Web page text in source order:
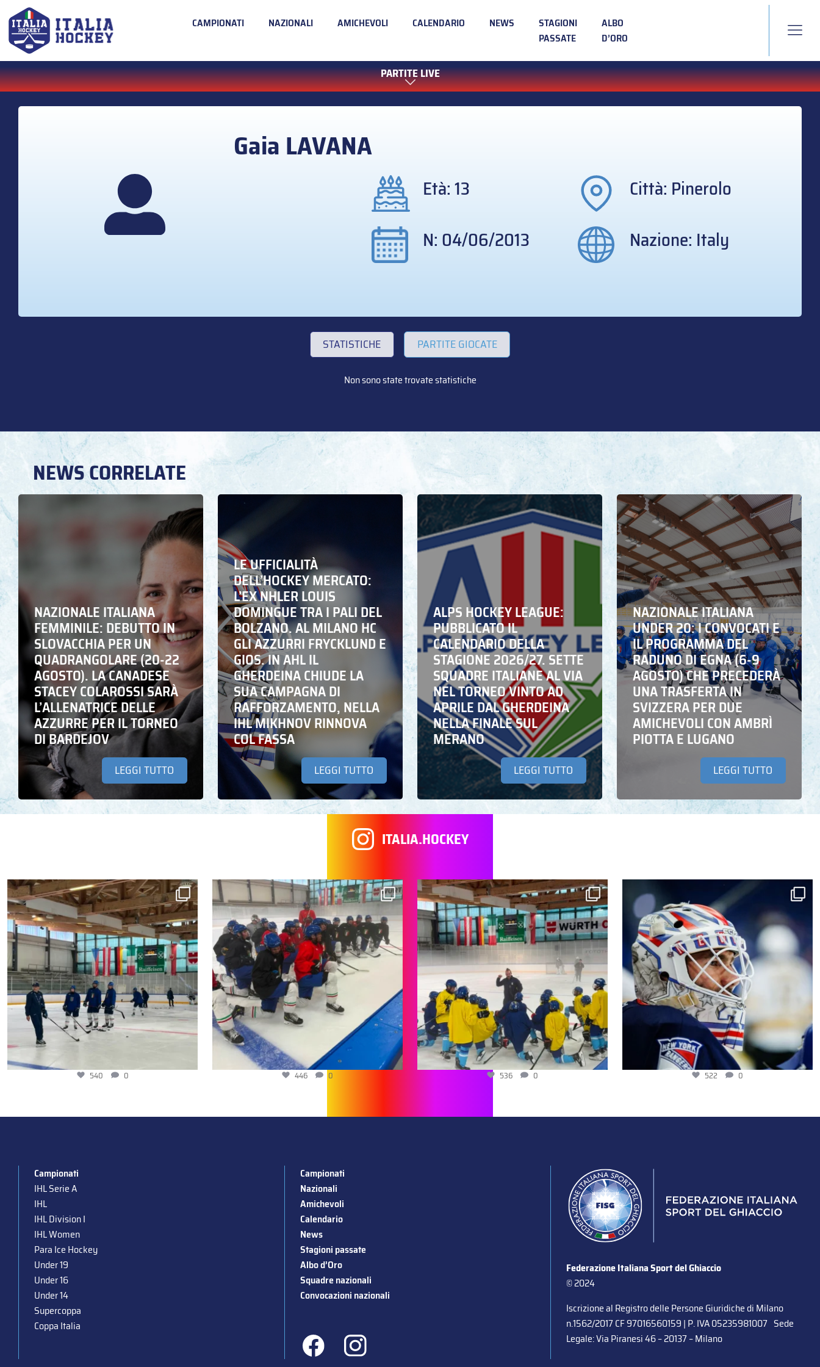
CAMPIONATI NAZIONALI AMICHEVOLI CALENDARIO NEWS
STAGIONI
PASSATE
ALBO
D’ORO
PARTITE LIVE
Gaia LAVANA
Età: 13
Città: Pinerolo
N: 04/06/2013
Nazione: Italy
STATISTICHE PARTITE GIOCATE
Non sono state trovate statistiche
NEWS CORRELATE
NAZIONALE ITALIANA
FEMMINILE: DEBUTTO IN
SLOVACCHIA PER UN
QUADRANGOLARE (20-22
AGOSTO). LA CANADESE
STACEY COLAROSSI SARÀ
L’ALLENATRICE DELLE
AZZURRE PER IL TORNEO
DI BARDEJOV
LEGGI TUTTO
LE UFFICIALITÀ
DELL’HOCKEY MERCATO:
L’EX NHLER LOUIS
DOMINGUE TRA I PALI DEL
BOLZANO. AL MILANO HC
GLI AZZURRI FRYCKLUND E
GIOS. IN AHL IL
GHERDEINA CHIUDE LA
SUA CAMPAGNA DI
RAFFORZAMENTO, NELLA
IHL MIKHNOV RINNOVA
COL FASSA
LEGGI TUTTO
ALPS HOCKEY LEAGUE:
PUBBLICATO IL
CALENDARIO DELLA
STAGIONE 2026/27. SETTE
SQUADRE ITALIANE AL VIA
NEL TORNEO VINTO AD
APRILE DAL GHERDEINA
NELLA FINALE SUL
MERANO
LEGGI TUTTO
NAZIONALE ITALIANA
UNDER 20: I CONVOCATI E
IL PROGRAMMA DEL
RADUNO DI EGNA (6-9
AGOSTO) CHE PRECEDERÀ
UNA TRASFERTA IN
SVIZZERA PER DUE
AMICHEVOLI CON AMBRÌ
PIOTTA E LUGANO
LEGGI TUTTO
ITALIA.HOCKEY
540 0 446 0 536 0 522 0
Campionati
IHL Serie A
IHL
IHL Division I
IHL Women
Para Ice Hockey
Under 19
Under 16
Under 14
Supercoppa
Coppa Italia
Campionati
Nazionali
Amichevoli
Calendario
News
Stagioni passate
Albo d’Oro
Squadre nazionali
Convocazioni nazionali
Federazione Italiana Sport del Ghiaccio
© 2024
Iscrizione al Registro delle Persone Giuridiche di Milano
n.1562/2017 CF 97016560159 | P. IVA 05235981007 Sede
Legale: Via Piranesi 46 – 20137 – Milano